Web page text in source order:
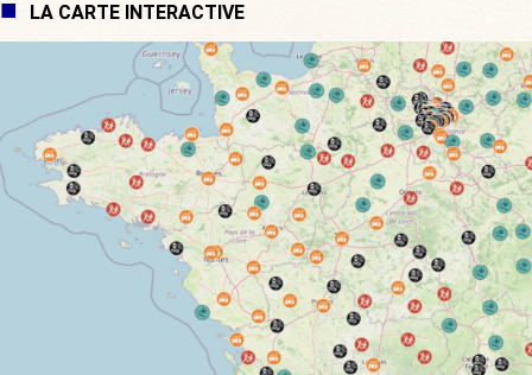
LA CARTE INTERACTIVE